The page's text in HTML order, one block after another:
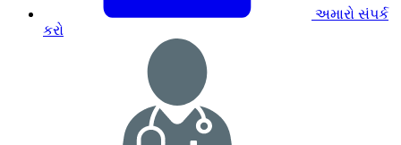
અમારો સંપર્ક
કરો